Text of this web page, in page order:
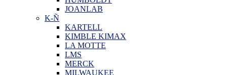
JOANLAB
K-Ñ
KARTELL
KIMBLE KIMAX
LA MOTTE
LMS
MERCK
MILWAUKEE